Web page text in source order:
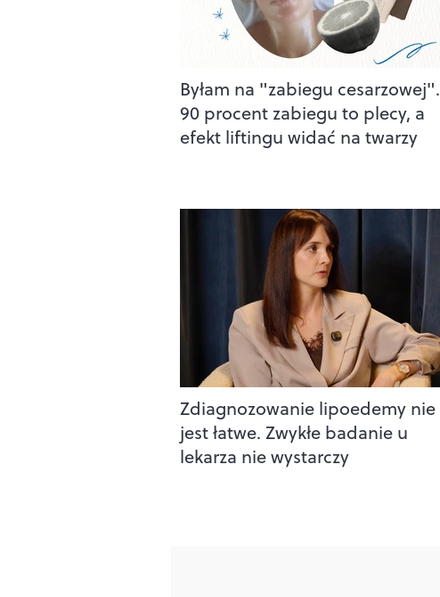
Byłam na "zabiegu cesarzowej".
90 procent zabiegu to plecy, a
efekt liftingu widać na twarzy
Zdiagnozowanie lipoedemy nie
jest łatwe. Zwykłe badanie u
lekarza nie wystarczy